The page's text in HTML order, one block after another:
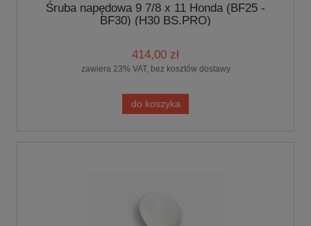
Śruba napędowa 9 7/8 x 11 Honda (BF25 -
BF30) (H30 BS.PRO)
414,00 zł
zawiera 23% VAT, bez kosztów dostawy
do koszyka